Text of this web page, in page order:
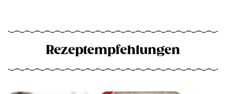
Rezeptempfehlungen